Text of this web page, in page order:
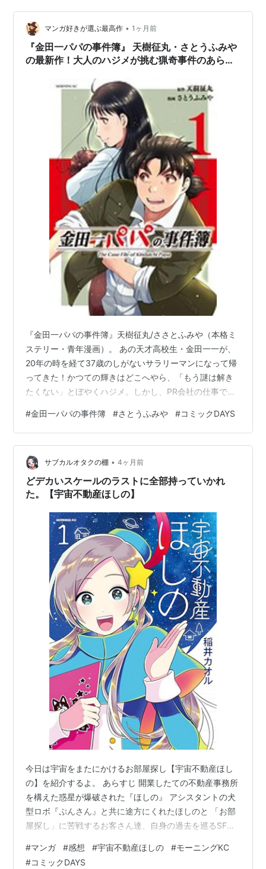
マンガ好きが選ぶ最高作 • 1ヶ月前
『金田一パパの事件簿』 天樹征丸・さとうふみや
の最新作！大人のハジメが挑む猟奇事件のあらす
『金田一パパの事件簿』天樹征丸/ささとふみや（本格ミ
ステリー・青年漫画）。 あの天才高校生・金田一一が、
20年の時を経て37歳のしがないサラリーマンになって帰
ってきた！かつての輝きはどこへやら、「もう謎は解き
たくない」とぼやくハジメ。しかし、PR会社の仕事で赴
まう。大人ならではの悲哀やユーモア、そして往年のフ
ァンを唸らせる極上のトリックが冴え渡る、正統派ミリ
オンセラーの続編です。
#金田一パパの事件簿 #さとうふみや #コミックDAYS
サブカルオタクの棚 • 4ヶ月前
どデカいスケールのラストに全部持っていかれ
た。【宇宙不動産ほしの】
今日は宇宙をまたにかけるお部屋探し【宇宙不動産ほし
の】を紹介するよ。 あらすじ 開業したての不動産事務所
を構えた惑星が爆破された『ほしの』 アシスタントの犬
型ロボ『ぷんさん』と共に途方にくれたほしのと 「お部
屋探し」に苦戦するお客さん達、自身の過去を巡るSFコ
かと思ったら１巻の最後に衝撃的な設定の開示とか、そ
#マンガ #感想 #宇宙不動産ほしの #モーニングKC
#コミックDAYS